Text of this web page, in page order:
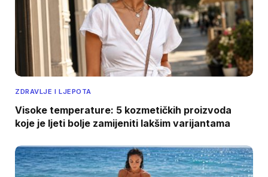
ZDRAVLJE I LJEPOTA
Visoke temperature: 5 kozmetičkih proizvoda
koje je ljeti bolje zamijeniti lakšim varijantama